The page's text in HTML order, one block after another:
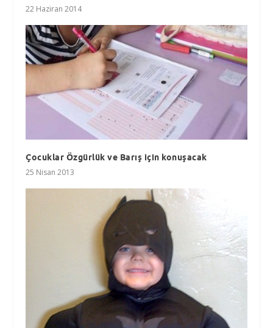
22 Haziran 2014
Çocuklar Özgürlük ve Barış için konuşacak
25 Nisan 2013